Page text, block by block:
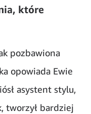
które
pozbawiona
opowiada Ewie
asystent stylu,
tworzył bardziej